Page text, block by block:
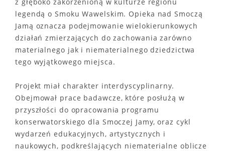
legendą o Smoku Wawelskim. Opieka nad Smoczą
Jamą oznacza podejmowanie wielokierunkowych
działań zmierzających do zachowania zarówno
materialnego jak i niematerialnego dziedzictwa
tego wyjątkowego miejsca.
Projekt miał charakter interdyscyplinarny.
Obejmował prace badawcze, które posłużą w
przyszłości do opracowania programu
konserwatorskiego dla Smoczej Jamy, oraz cykl
wydarzeń edukacyjnych, artystycznych i
naukowych, podkreślających niematerialne oblicze